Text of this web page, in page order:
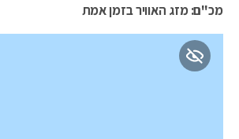
מכ"ם: מזג האוויר בזמן אמת